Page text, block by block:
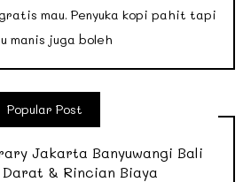
mau. Penyuka kopi pahit tapi
manis juga boleh
Popular Post
Jakarta Banyuwangi Bali
& Rincian Biaya